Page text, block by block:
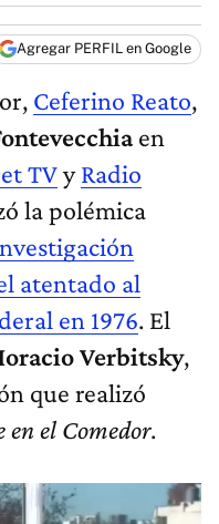
Agregar PERFIL en Google
Ceferino Reato,
en
TVyRadio
la polémica
atentado al
en 1976. El
Verbitsky,
que realizó
en el Comedor.